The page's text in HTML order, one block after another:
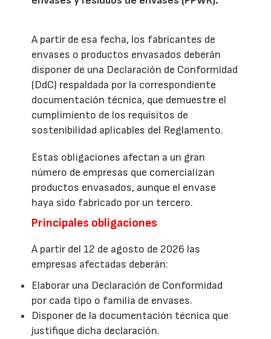
A partir de esa fecha, los fabricantes de
envases o productos envasados deberán
disponer de una Declaración de Conformidad
(DdC) respaldada por la correspondiente
documentación técnica, que demuestre el
cumplimiento de los requisitos de
sostenibilidad aplicables del Reglamento.
Estas obligaciones afectan a un gran
número de empresas que comercializan
productos envasados, aunque el envase
haya sido fabricado por un tercero.
Principales obligaciones
A partir del 12 de agosto de 2026 las
empresas afectadas deberán:
Elaborar una Declaración de Conformidad
por cada tipo o familia de envases.
Disponer de la documentación técnica que
justifique dicha declaración.